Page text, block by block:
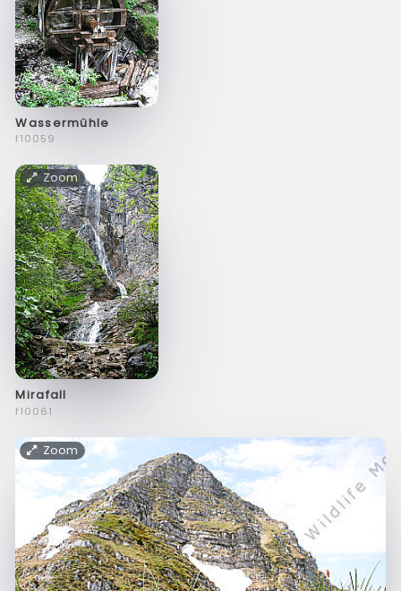
Wassermühle
f10059
Zoom
Mirafall
f10061
Zoom